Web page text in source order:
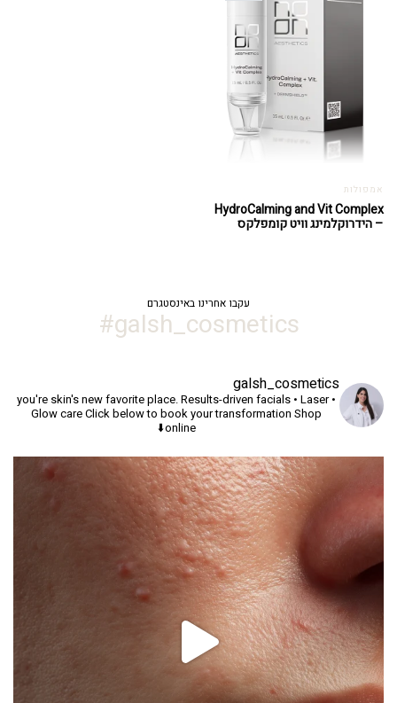
אמפולות
HydroCalming and Vit Complex
– הידרוקלמינג וויט קומפלקס
עקבו אחרינו באינסטגרם
galsh_cosmetics#
galsh_cosmetics
you're skin's new favorite place.Results-driven facials • Laser •
Glow careClick below to book your transformation Shop
online⬇️